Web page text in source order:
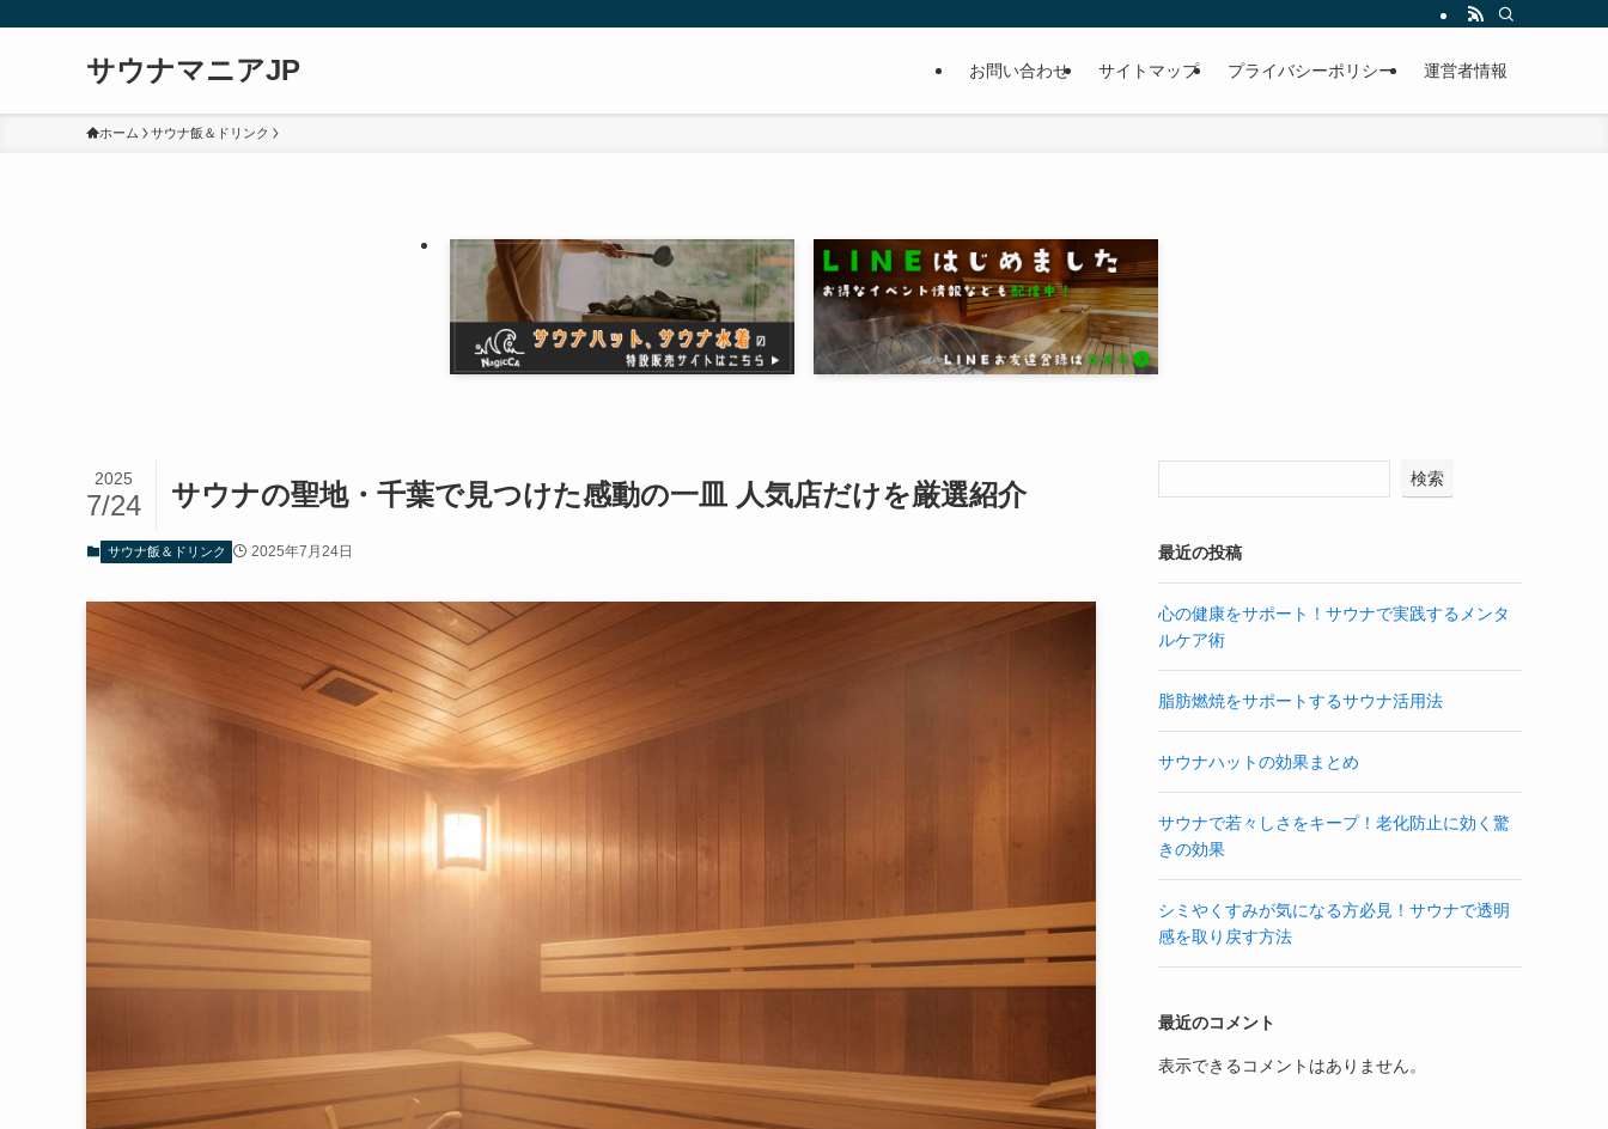
サウナマニアJP お問い合わせ サイトマップ プライバシーポリシー 運営者情報
ホーム サウナ飯＆ドリンク
サウナの聖地・千葉で見つけた感動の一皿 人気店だけを厳選紹介
2025
7/24
サウナ飯＆ドリンク 2025年7月24日
検索
最近の投稿
心の健康をサポート！サウナで実践するメンタ
ルケア術
脂肪燃焼をサポートするサウナ活用法
サウナハットの効果まとめ
サウナで若々しさをキープ！老化防止に効く驚
きの効果
シミやくすみが気になる方必見！サウナで透明
感を取り戻す方法
最近のコメント
表示できるコメントはありません。